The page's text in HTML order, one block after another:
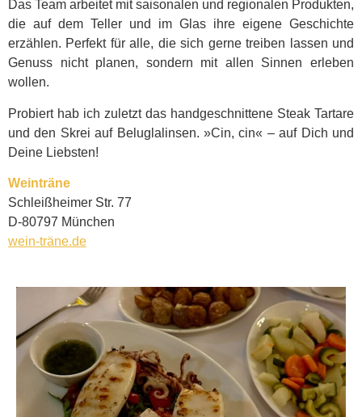
Das Team arbeitet mit saisonalen und regionalen Produkten,
die auf dem Teller und im Glas ihre eigene Geschichte
erzählen. Perfekt für alle, die sich gerne treiben lassen und
Genuss nicht planen, sondern mit allen Sinnen erleben
wollen.
Probiert hab ich zuletzt das handgeschnittene Steak Tartare
und den Skrei auf Beluglalinsen. »Cin, cin« – auf Dich und
Deine Liebsten!
Weinträne
Schleißheimer Str. 77
D-80797 München
wein-träne.de